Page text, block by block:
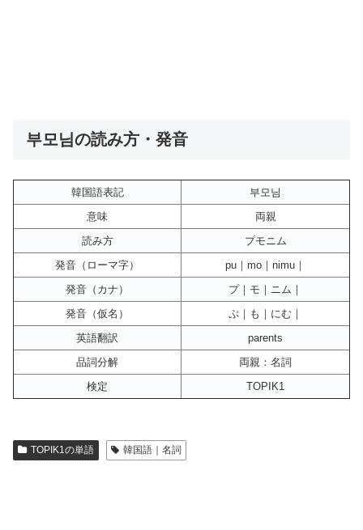
부모님の読み方・発音
韓国語表記
부모님
意味
両親
読み方
プモニム
発音（ローマ字）
pu｜mo｜nimu｜
発音（カナ）
プ｜モ｜ニム｜
発音（仮名）
ぷ｜も｜にむ｜
英語翻訳
parents
品詞分解
両親：名詞
検定
TOPIK1
TOPIK1の単語 韓国語｜名詞